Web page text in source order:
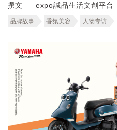
撰文 expo誠品生活文創平台
品牌故事 香氛美容 人物专访